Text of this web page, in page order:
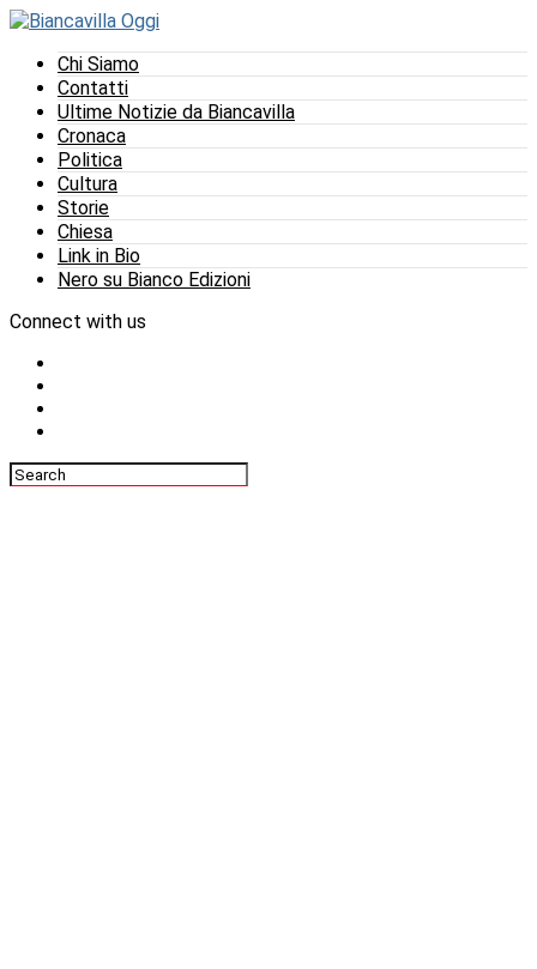
Chi Siamo
Contatti
Ultime Notizie da Biancavilla
Cronaca
Politica
Cultura
Storie
Chiesa
Link in Bio
Nero su Bianco Edizioni
Connect with us